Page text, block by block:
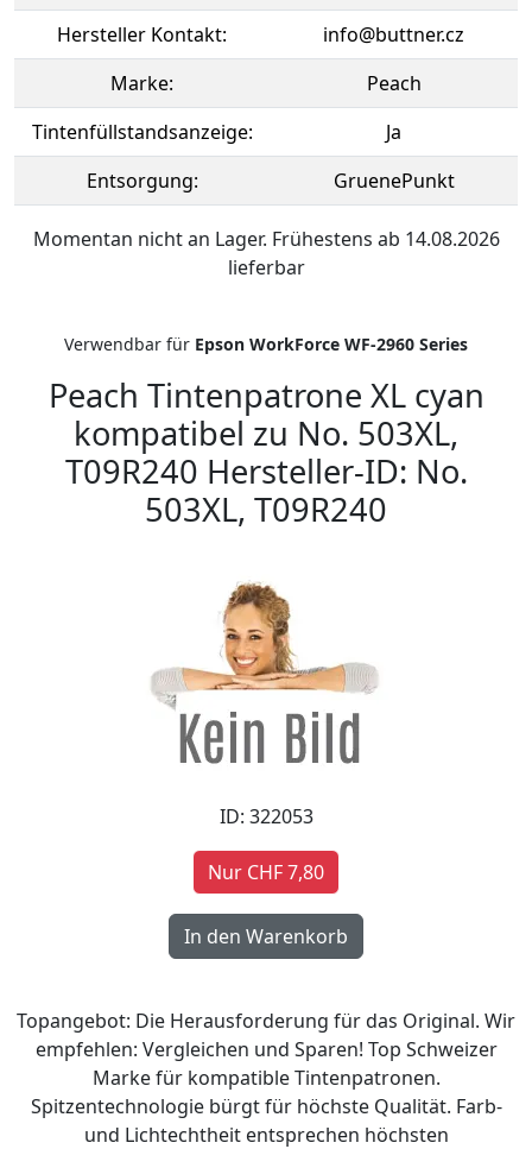
Hersteller Kontakt:
info@buttner.cz
Marke:
Peach
Tintenfüllstandsanzeige:
Ja
Entsorgung:
GruenePunkt
Momentan nicht an Lager. Frühestens ab 14.08.2026
lieferbar
Verwendbar für Epson WorkForce WF-2960 Series
Peach Tintenpatrone XL cyan
kompatibel zu No. 503XL,
T09R240 Hersteller-ID: No.
503XL, T09R240
ID: 322053
Nur CHF 7,80
Topangebot: Die Herausforderung für das Original. Wir
empfehlen: Vergleichen und Sparen! Top Schweizer
Marke für kompatible Tintenpatronen.
Spitzentechnologie bürgt für höchste Qualität. Farb-
und Lichtechtheit entsprechen höchsten